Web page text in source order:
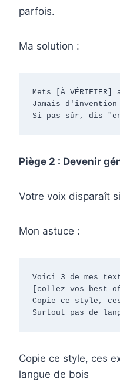
parfois.
Ma solution :
Mets [À
Jamais
Si pas sûr, dis
Piège 2 : Devenir
Votre voix disparaît
Mon astuce :
Voici 3 de mes
[collez vos best-
Copie ce style,
Surtout pas de
Copie ce style, ces
langue de bois